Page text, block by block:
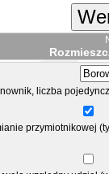
liczba
przymiotnikowej